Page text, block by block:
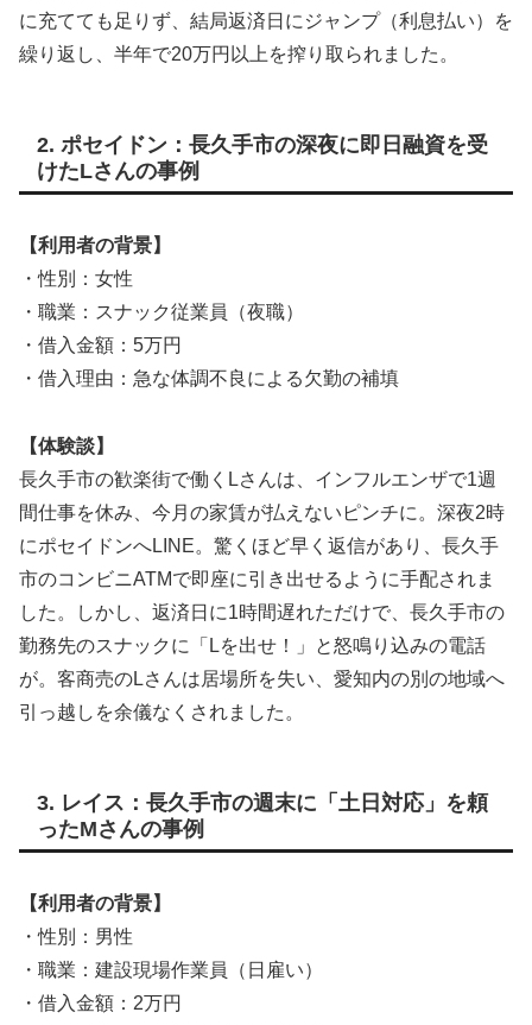
に充てても足りず、結局返済日にジャンプ（利息払い）を
繰り返し、半年で20万円以上を搾り取られました。
2. ポセイドン：長久手市の深夜に即日融資を受
けたLさんの事例
【利用者の背景】
・性別：女性
・職業：スナック従業員（夜職）
・借入金額：5万円
・借入理由：急な体調不良による欠勤の補填
【体験談】
長久手市の歓楽街で働くLさんは、インフルエンザで1週
間仕事を休み、今月の家賃が払えないピンチに。深夜2時
にポセイドンへLINE。驚くほど早く返信があり、長久手
市のコンビニATMで即座に引き出せるように手配されま
した。しかし、返済日に1時間遅れただけで、長久手市の
勤務先のスナックに「Lを出せ！」と怒鳴り込みの電話
が。客商売のLさんは居場所を失い、愛知内の別の地域へ
引っ越しを余儀なくされました。
3. レイス：長久手市の週末に「土日対応」を頼
ったMさんの事例
【利用者の背景】
・性別：男性
・職業：建設現場作業員（日雇い）
・借入金額：2万円